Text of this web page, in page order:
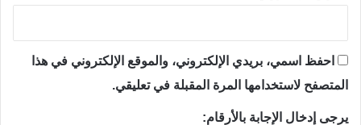
احفظ اسمي، بريدي الإلكتروني، والموقع الإلكتروني في هذا
المتصفح لاستخدامها المرة المقبلة في تعليقي.
يرجى إدخال الإجابة بالأرقام: